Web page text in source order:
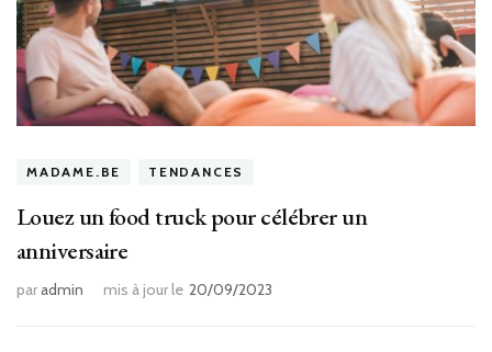
MADAME.BE TENDANCES
Louez un food truck pour célébrer un
anniversaire
paradmin mis à jour le 20/09/2023